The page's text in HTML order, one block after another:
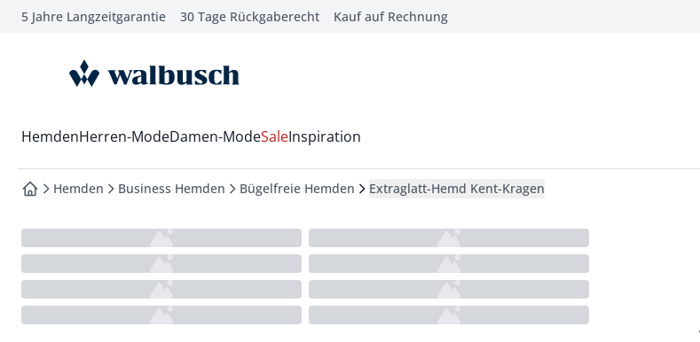
springen
springen
springen
5 Jahre Langzeitgarantie 30 Tage Rückgaberecht Kauf auf Rechnung
zur Startseite
Wechsel in das Menü mit Pfeil-Runter Taste
HemdenHerren-ModeDamen-ModeSaleInspiration
zur Startseite
Hemden Business Hemden Bügelfreie Hemden Extraglatt-Hemd Kent-Kragen